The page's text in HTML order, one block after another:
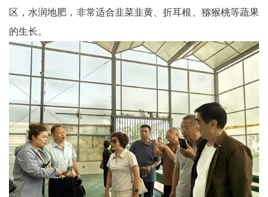
技
农
天
府
信
区，水润地肥，非常适合韭菜韭黄、折耳根、猕猴桃等蔬果
的生长。